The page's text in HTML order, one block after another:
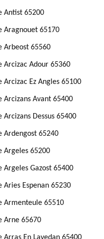
Antist 65200
Aragnouet 65170
Arbeost 65560
Arcizac Adour 65360
Ez Angles 65100
Arcizans Avant 65400
Dessus 65400
Ardengost 65240
Argeles 65200
Gazost 65400
Espenan 65230
Armenteule 65510
Arne 65670